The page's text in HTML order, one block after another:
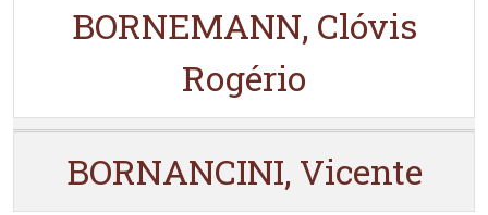
BORNEMANN, Clóvis
Rogério
BORNANCINI, Vicente